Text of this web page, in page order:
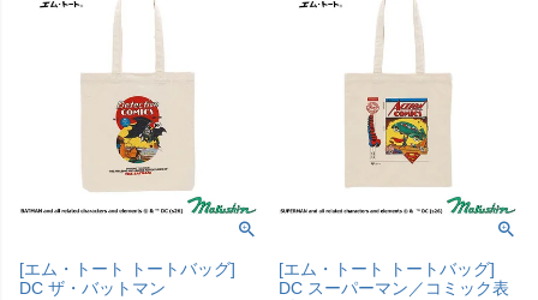
[エム・トート トートバッグ]
DC ザ・バットマン
[エム・トート トートバッグ]
DC スーパーマン／コミック表